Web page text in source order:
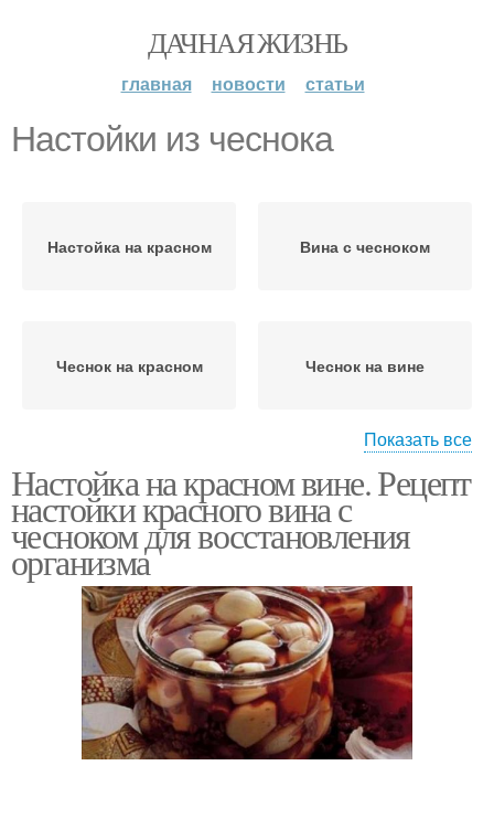
ДАЧНАЯ ЖИЗНЬ
главная новости статьи
Настойки из чеснока
Настойка на красном Вина с чесноком
Чеснок на красном Чеснок на вине
Рецепты с чесноком Вино с чесноком
Вина на чесноке Кедровая настойка
Показать все
Настойка на красном вине. Рецепт
настойки красного вина с
чесноком для восстановления
организма